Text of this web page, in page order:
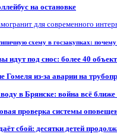
на остановке
для современного
схему в госзакупках:
идут под снос: более 40
Гомеля из-за аварии на
в Брянске: война всё
проверка системы
сбой: десятки детей